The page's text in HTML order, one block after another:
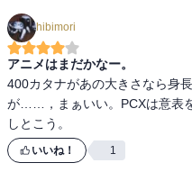
hibimori
アニメはまだかなー。
400カタナがあの大きさなら身
が……，まぁいい。PCXは意表
しとこう。
いいね！ 1